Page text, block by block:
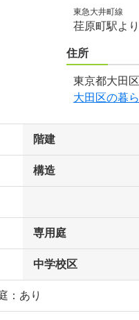
東急大井町線
荏原町駅よ
住所
東京都大田
大田区の暮
階建
構造
専用庭
中学校区
：あり